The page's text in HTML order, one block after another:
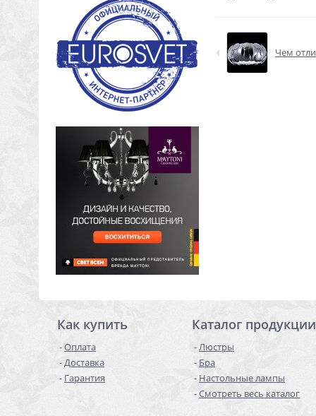
Чем
Как купить
Оплата
Доставка
Гарантия
Каталог продукции
Люстры
Бра
Настольные лампы
Смотреть весь каталог